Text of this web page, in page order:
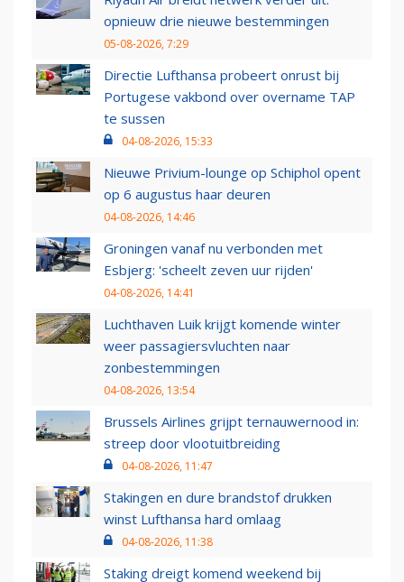
opnieuw drie nieuwe bestemmingen
05-08-2026, 7:29
Directie Lufthansa probeert onrust bij
Portugese vakbond over overname TAP
te sussen
04-08-2026, 15:33
Nieuwe Privium-lounge op Schiphol opent
op 6 augustus haar deuren
04-08-2026, 14:46
Groningen vanaf nu verbonden met
Esbjerg: 'scheelt zeven uur rijden'
04-08-2026, 14:41
Luchthaven Luik krijgt komende winter
weer passagiersvluchten naar
zonbestemmingen
04-08-2026, 13:54
Brussels Airlines grijpt ternauwernood in:
streep door vlootuitbreiding
04-08-2026, 11:47
Stakingen en dure brandstof drukken
winst Lufthansa hard omlaag
04-08-2026, 11:38
Staking dreigt komend weekend bij